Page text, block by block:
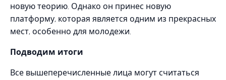
новую теорию. Однако он принес новую
платформу, которая является одним из прекрасных
мест, особенно для молодежи.
Подводим итоги
Все вышеперечисленные лица могут считаться